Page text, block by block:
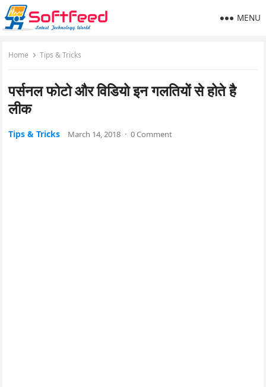
MENU
Home Tips & Tricks
पर्सनल फोटो और विडियो इन गलतियों से होते है
लीक
Tips & Tricks March 14, 2018 · 0 Comment